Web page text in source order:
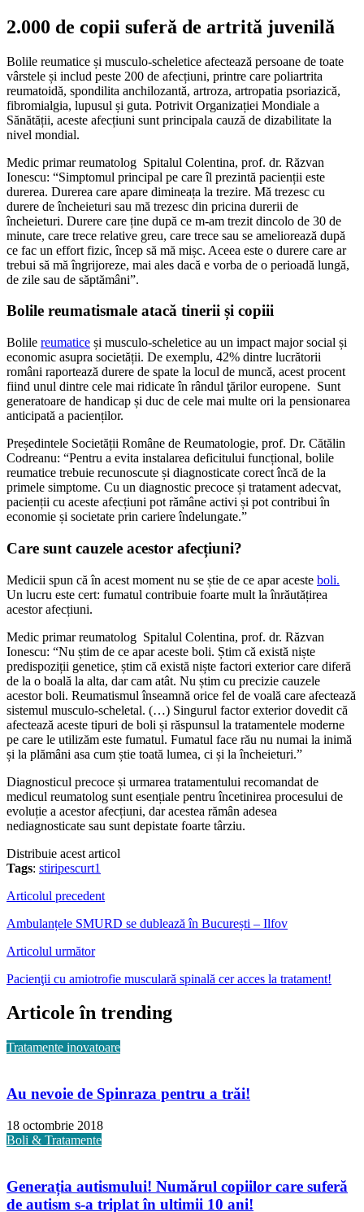
2.000 de copii suferă de artrită juvenilă
Bolile reumatice și musculo-scheletice afectează persoane de toate
vârstele și includ peste 200 de afecțiuni, printre care poliartrita
reumatoidă, spondilita anchilozantă, artroza, artropatia psoriazică,
fibromialgia, lupusul și guta. Potrivit Organizației Mondiale a
Sănătății, aceste afecțiuni sunt principala cauză de dizabilitate la
nivel mondial.
Medic primar reumatolog Spitalul Colentina, prof. dr. Răzvan
Ionescu: “Simptomul principal pe care îl prezintă pacienții este
durerea. Durerea care apare dimineața la trezire. Mă trezesc cu
durere de încheieturi sau mă trezesc din pricina durerii de
încheieturi. Durere care ține după ce m-am trezit dincolo de 30 de
minute, care trece relative greu, care trece sau se ameliorează după
ce fac un effort fizic, încep să mă mișc. Aceea este o durere care ar
trebui să mă îngrijoreze, mai ales dacă e vorba de o perioadă lungă,
de zile sau de săptămâni”.
Bolile reumatismale atacă tinerii și copiii
Bolile reumatice și musculo-scheletice au un impact major social și
economic asupra societății. De exemplu, 42% dintre lucrătorii
români raportează durere de spate la locul de muncă, acest procent
fiind unul dintre cele mai ridicate în rândul ţărilor europene. Sunt
generatoare de handicap și duc de cele mai multe ori la pensionarea
anticipată a pacienților.
Președintele Societății Române de Reumatologie, prof. Dr. Cătălin
Codreanu: “Pentru a evita instalarea deficitului funcțional, bolile
reumatice trebuie recunoscute și diagnosticate corect încă de la
primele simptome. Cu un diagnostic precoce și tratament adecvat,
pacienții cu aceste afecțiuni pot rămâne activi și pot contribui în
economie și societate prin cariere îndelungate.”
Care sunt cauzele acestor afecțiuni?
Medicii spun că în acest moment nu se știe de ce apar aceste boli.
Un lucru este cert: fumatul contribuie foarte mult la înrăutățirea
acestor afecțiuni.
Medic primar reumatolog Spitalul Colentina, prof. dr. Răzvan
Ionescu: “Nu știm de ce apar aceste boli. Știm că există niște
predispoziții genetice, știm că există niște factori exterior care diferă
de la o boală la alta, dar cam atât. Nu știm cu precizie cauzele
acestor boli. Reumatismul înseamnă orice fel de voală care afectează
sistemul musculo-scheletal. (…) Singurul factor exterior dovedit că
afectează aceste tipuri de boli și răspunsul la tratamentele moderne
pe care le utilizăm este fumatul. Fumatul face rău nu numai la inimă
și la plămâni asa cum știe toată lumea, ci și la încheieturi.”
Diagnosticul precoce și urmarea tratamentului recomandat de
medicul reumatolog sunt esențiale pentru încetinirea procesului de
evoluție a acestor afecțiuni, dar acestea rămân adesea
nediagnosticate sau sunt depistate foarte târziu.
Distribuie acest articol
Tags: stiripescurt1
Articolul precedent
Ambulanțele SMURD se dublează în București – Ilfov
Articolul următor
Pacienţii cu amiotrofie musculară spinală cer acces la tratament!
Articole în trending
Tratamente inovatoare
Au nevoie de Spinraza pentru a trăi!
18 octombrie 2018
Boli & Tratamente
Generația autismului! Numărul copiilor care suferă
de autism s-a triplat în ultimii 10 ani!